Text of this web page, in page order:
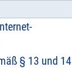
§ 13 und 14